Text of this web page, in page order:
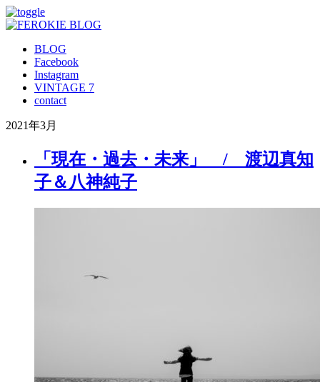
BLOG
Facebook
Instagram
VINTAGE 7
contact
2021年3月
「現在・過去・未来」 / 渡辺真知
子＆八神純子